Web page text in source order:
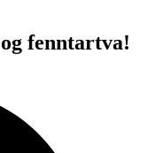
fenntartva!